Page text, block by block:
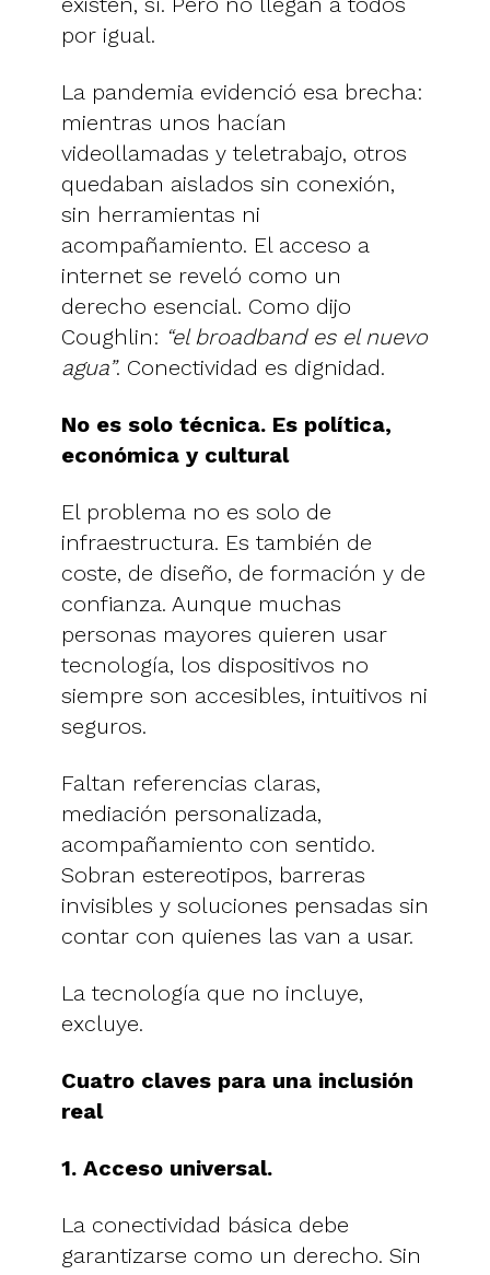
por igual.
La pandemia evidenció esa brecha:
mientras unos hacían
videollamadas y teletrabajo, otros
quedaban aislados sin conexión,
sin herramientas ni
acompañamiento. El acceso a
internet se reveló como un
derecho esencial. Como dijo
Coughlin: “el broadband es el nuevo
agua”. Conectividad es dignidad.
No es solo técnica. Es política,
económica y cultural
El problema no es solo de
infraestructura. Es también de
coste, de diseño, de formación y de
confianza. Aunque muchas
personas mayores quieren usar
tecnología, los dispositivos no
siempre son accesibles, intuitivos ni
seguros.
Faltan referencias claras,
mediación personalizada,
acompañamiento con sentido.
Sobran estereotipos, barreras
invisibles y soluciones pensadas sin
contar con quienes las van a usar.
La tecnología que no incluye,
excluye.
Cuatro claves para una inclusión
real
1. Acceso universal.
La conectividad básica debe
garantizarse como un derecho. Sin